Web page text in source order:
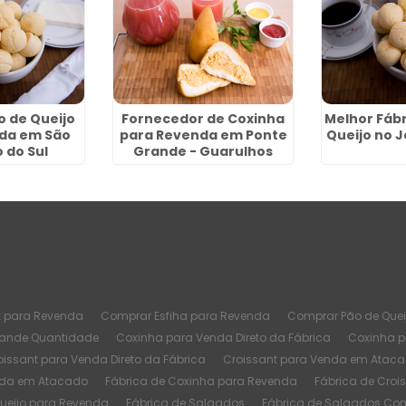
de Queijo
em São
do Sul
Fornecedor de Coxinha
para Revenda em Ponte
Grande - Guarulhos
Melhor
Queijo no
Revenda Comprar Esfiha para Revenda Comprar Pão de
Quantidade Coxinha para Venda Direto da Fábrica
Coxinha
para Venda Direto da Fábrica Croissant para Venda em
em Atacado Fábrica de Coxinha para Revenda
Fábrica de
para Revenda Fábrica de Salgados Fábrica de Salgados